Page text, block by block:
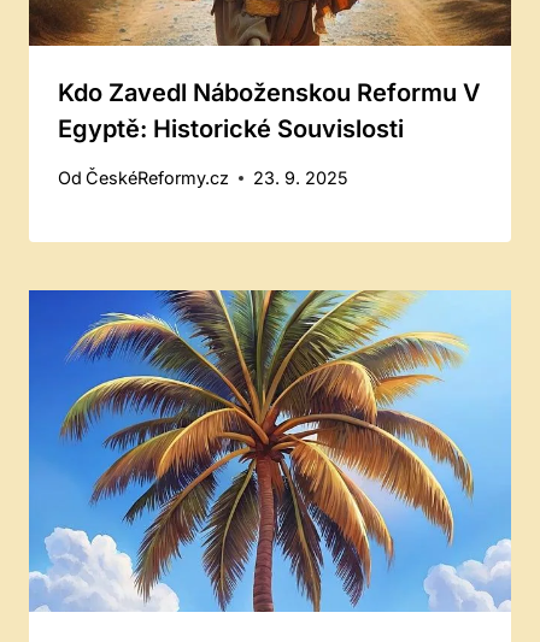
Kdo Zavedl Náboženskou Reformu V
Egyptě: Historické Souvislosti
Od ČeskéReformy.cz 23. 9. 2025